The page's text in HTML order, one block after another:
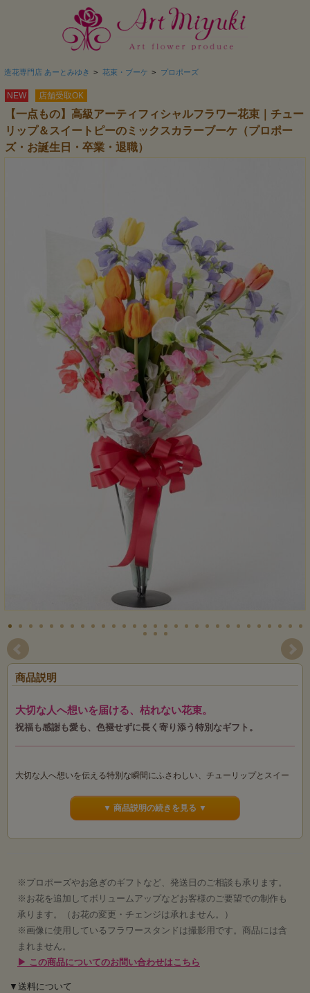
造花専門店 あーとみゆき > 花束・ブーケ > プロポーズ
NEW 店舗受取OK
【一点もの】高級アーティフィシャルフラワー花束｜チュー
リップ＆スイートピーのミックスカラーブーケ（プロポー
ズ・お誕生日・卒業・退職）
商品説明
大切な人へ想いを届ける、枯れない花束。
祝福も感謝も愛も、色褪せずに長く寄り添う特別なギフト。
大切な人へ想いを伝える特別な瞬間にふさわしい、チューリップとスイー
生花のように瑞々しく、手にした瞬間に心が華やぐ美しさを持ちながら、
造花ならではの“枯れない安心感”を兼ね備えています。
生花だと持ち歩き時間や渡すタイミングによってはしおれてしまう心配が
ありますが、このブーケならどんなシーンでも美しいまま。
プレゼントするまでの移動中も、渡した後の持ち帰り時間も、色褪せずに
華やかさを保ちます。
さらに、受け取った後も長く飾れるため、贈った日の思い出がずっと色褪
せません。
▼ 商品説明の続きを見る ▼
※プロポーズやお急ぎのギフトなど、発送日のご相談も承ります。
※お花を追加してボリュームアップなどお客様のご要望での制作も
承ります。（お花の変更・チェンジは承れません。）
※画像に使用しているフラワースタンドは撮影用です。商品には含
まれません。
▶ この商品についてのお問い合わせはこちら
▼送料について